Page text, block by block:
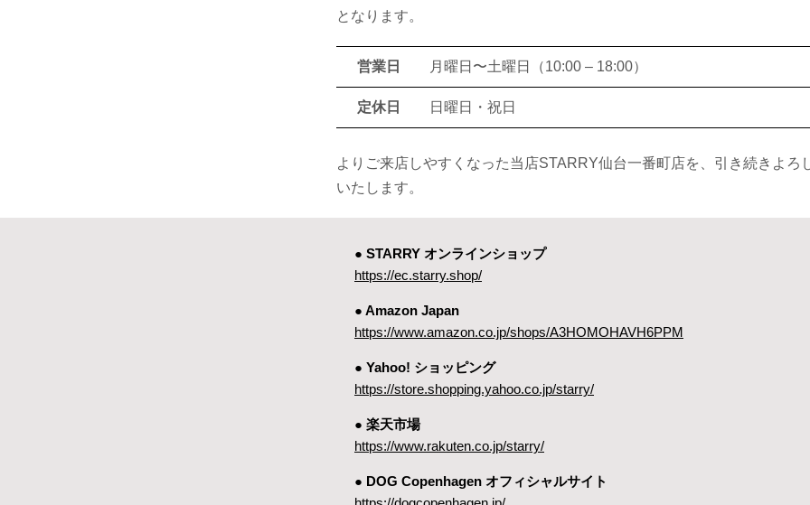
となります。
営業日 月曜日〜土曜日（10:00 – 18:00）
定休日 日曜日・祝日
よりご来店しやすくなった当店STARRY仙台一番町店を、引き続きよろ
いたします。
● STARRY オンラインショップ
https://ec.starry.shop/
● Amazon Japan
https://www.amazon.co.jp/shops/A3HOMOHAVH6PPM
● Yahoo! ショッピング
https://store.shopping.yahoo.co.jp/starry/
● 楽天市場
https://www.rakuten.co.jp/starry/
● DOG Copenhagen オフィシャルサイト